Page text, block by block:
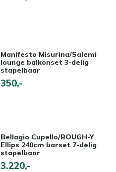
Manifesto Misurina/Salemi
lounge balkonset 3-delig
stapelbaar
350,-
Bellagio Cupello/ROUGH-Y
Ellips 240cm barset 7-delig
stapelbaar
3.220,-